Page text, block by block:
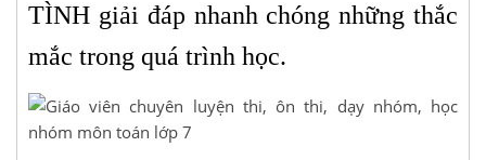
TÌNH giải đáp nhanh chóng những thắc
mắc trong quá trình học.